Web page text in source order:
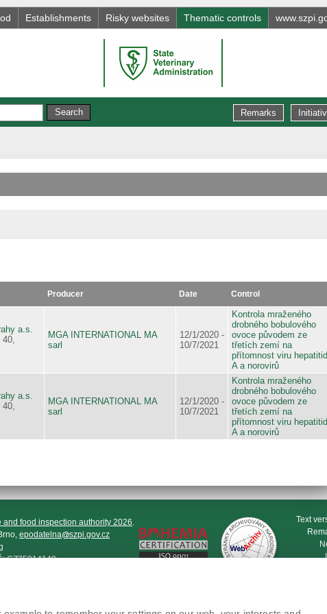
Establishments Risky websites Thematic controls
Remarks
Producer Date Control
a.s.
MGA INTERNATIONAL MA
sarl
12/1/2020 -
10/7/2021
Kontrola mraženého
drobného bobulového
ovoce původem ze
třetích zemí na
přítomnost viru
A a norovirů
a.s.
MGA INTERNATIONAL MA
sarl
12/1/2020 -
10/7/2021
Kontrola mraženého
drobného bobulového
ovoce původem ze
třetích zemí na
přítomnost viru
A a norovirů
food inspection authority 2026.
epodatelna
szpi.gov.cz
CZ75014149
Text